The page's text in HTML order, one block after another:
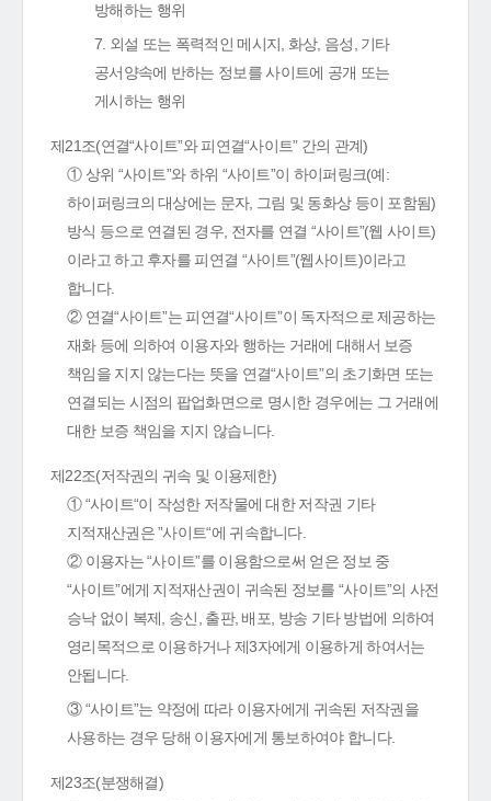
방해하는 행위
7. 외설 또는 폭력적인 메시지, 화상, 음성, 기타
공서양속에 반하는 정보를 사이트에 공개 또는
게시하는 행위
제21조(연결“사이트”와 피연결“사이트” 간의 관계)
① 상위 “사이트”와 하위 “사이트”이 하이퍼링크(예:
하이퍼링크의 대상에는 문자, 그림 및 동화상 등이 포함됨)
방식 등으로 연결된 경우, 전자를 연결 “사이트”(웹 사이트)
이라고 하고 후자를 피연결 “사이트”(웹사이트)이라고
합니다.
② 연결“사이트”는 피연결“사이트”이 독자적으로 제공하는
재화 등에 의하여 이용자와 행하는 거래에 대해서 보증
책임을 지지 않는다는 뜻을 연결“사이트”의 초기화면 또는
연결되는 시점의 팝업화면으로 명시한 경우에는 그 거래에
대한 보증 책임을 지지 않습니다.
제22조(저작권의 귀속 및 이용제한)
① “사이트“이 작성한 저작물에 대한 저작권 기타
지적재산권은 ”사이트“에 귀속합니다.
② 이용자는 “사이트”를 이용함으로써 얻은 정보 중
“사이트”에게 지적재산권이 귀속된 정보를 “사이트”의 사전
승낙 없이 복제, 송신, 출판, 배포, 방송 기타 방법에 의하여
영리목적으로 이용하거나 제3자에게 이용하게 하여서는
안됩니다.
③ “사이트”는 약정에 따라 이용자에게 귀속된 저작권을
사용하는 경우 당해 이용자에게 통보하여야 합니다.
제23조(분쟁해결)